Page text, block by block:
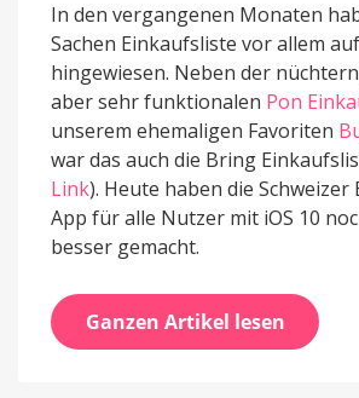
In den vergangenen Monaten
Sachen Einkaufsliste vor allem
hingewiesen. Neben der
aber sehr funktionalen Pon
unserem ehemaligen Favoriten
war das auch die Bring
Link). Heute haben die
App für alle Nutzer mit iOS 10
besser gemacht.
Ganzen Artikel lesen